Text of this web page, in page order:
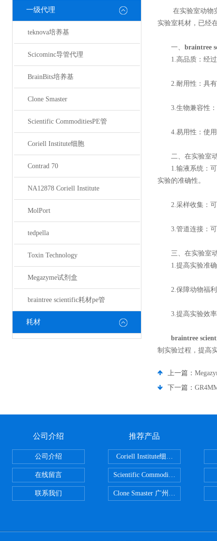
一级代理
teknova培养基
Scicominc导管代理
BrainBits培养基
Clone Smaster
Scientific CommoditiesPE管
Coriell Institute细胞
Contrad 70
NA12878 Coriell Institute
MolPort
tedpella
Toxin Technology
Megazyme试剂盒
braintree scientific耗材pe管
耗材
在实验室动物实
实验室耗材，已经
一、 braintree
1.高品质：经过
2.耐用性：具有
3.生物兼容性：
4.易用性：使用
二、在实验室动
1.输液系统：可
实验的准确性。
2.采样收集：可
3.管道连接：可
三、在实验室动
1.提高实验准确
2.保障动物福利
3.提高实验效率
braintree
制实验过程，提高
上一篇：
下一篇：
公司介绍
公司介绍
在线留言
联系我们
推荐产品
Scientific CommoditiesPE管 广州
Clone Smaster 广州鸿程代理